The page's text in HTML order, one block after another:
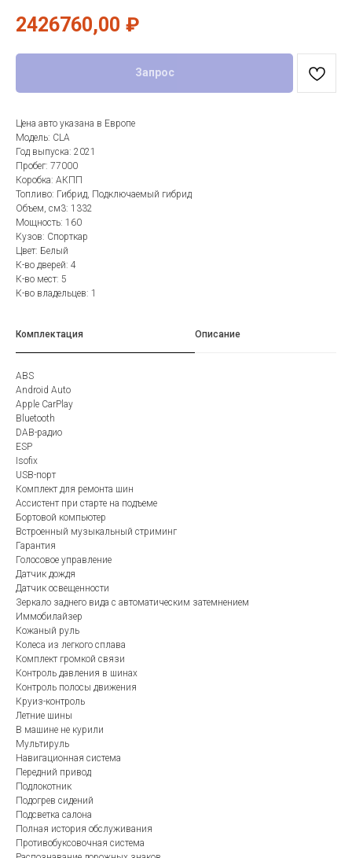
2426760,00 ₽
Запрос
Цена авто указана в Европе
Модель: CLA
Год выпуска: 2021
Пробег: 77000
Коробка: АКПП
Топливо: Гибрид, Подключаемый гибрид
Объем, см3: 1332
Мощность: 160
Кузов: Спорткар
Цвет: Белый
К-во дверей: 4
К-во мест: 5
К-во владельцев: 1
Комплектация Описание
ABS
Android Auto
Apple CarPlay
Bluetooth
DAB-радио
ESP
Isofix
USB-порт
Комплект для ремонта шин
Ассистент при старте на подъеме
Бортовой компьютер
Встроенный музыкальный стриминг
Гарантия
Голосовое управление
Датчик дождя
Датчик освещенности
Зеркало заднего вида с автоматическим затемнением
Иммобилайзер
Кожаный руль
Колеса из легкого сплава
Комплект громкой связи
Контроль давления в шинах
Контроль полосы движения
Круиз-контроль
Летние шины
В машине не курили
Мультируль
Навигационная система
Передний привод
Подлокотник
Подогрев сидений
Подсветка салона
Полная история обслуживания
Противобуксовочная система